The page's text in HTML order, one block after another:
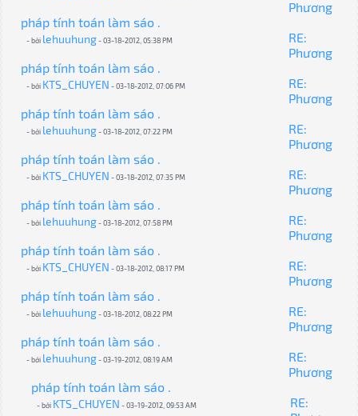
Phương
pháp tính toán làm sáo .
- bởi lehuuhung- 03-18-2012, 05:38 PM
RE:
Phương
pháp tính toán làm sáo .
- bởi KTS_CHUYEN - 03-18-2012, 07:06 PM
RE:
Phương
pháp tính toán làm sáo .
- bởi lehuuhung- 03-18-2012, 07:22 PM
RE:
Phương
pháp tính toán làm sáo .
- bởi KTS_CHUYEN - 03-18-2012, 07:35 PM
RE:
Phương
pháp tính toán làm sáo .
- bởi lehuuhung- 03-18-2012, 07:58 PM
RE:
Phương
pháp tính toán làm sáo .
- bởi KTS_CHUYEN - 03-18-2012, 08:17 PM
RE:
Phương
pháp tính toán làm sáo .
- bởi lehuuhung- 03-18-2012, 08:22 PM
RE:
Phương
pháp tính toán làm sáo .
- bởi lehuuhung- 03-19-2012, 08:19 AM
RE:
Phương
pháp tính toán làm sáo .
- bởi KTS_CHUYEN - 03-19-2012, 09:53 AM
RE: